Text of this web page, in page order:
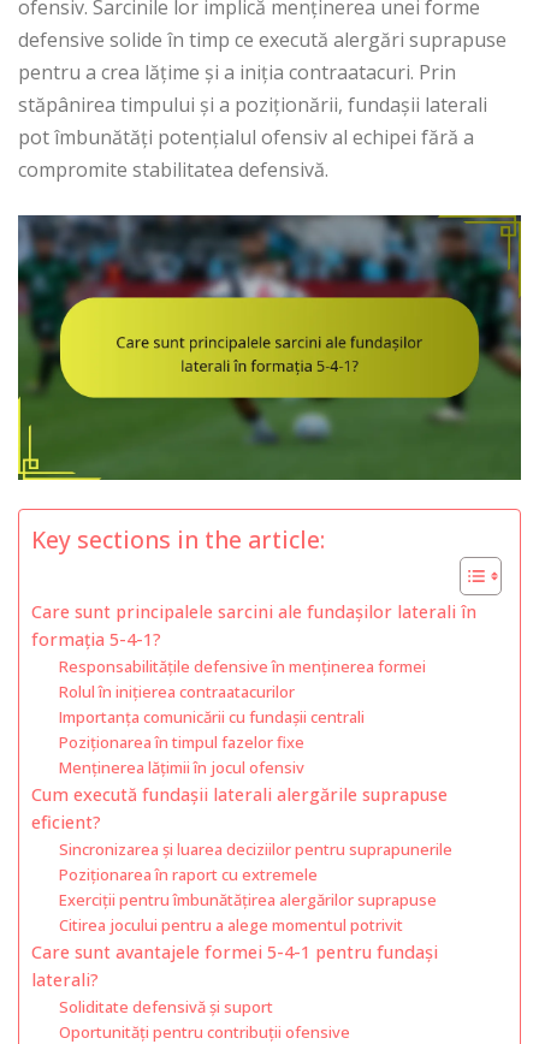
ofensiv. Sarcinile lor implică menținerea unei forme
defensive solide în timp ce execută alergări suprapuse
pentru a crea lățime și a iniția contraatacuri. Prin
stăpânirea timpului și a poziționării, fundașii laterali
pot îmbunătăți potențialul ofensiv al echipei fără a
compromite stabilitatea defensivă.
Key sections in the article:
Care sunt principalele sarcini ale fundașilor laterali în
formația 5-4-1?
Responsabilitățile defensive în menținerea formei
Rolul în inițierea contraatacurilor
Importanța comunicării cu fundașii centrali
Poziționarea în timpul fazelor fixe
Menținerea lățimii în jocul ofensiv
Cum execută fundașii laterali alergările suprapuse
eficient?
Sincronizarea și luarea deciziilor pentru suprapunerile
Poziționarea în raport cu extremele
Exerciții pentru îmbunătățirea alergărilor suprapuse
Citirea jocului pentru a alege momentul potrivit
Care sunt avantajele formei 5-4-1 pentru fundași
laterali?
Soliditate defensivă și suport
Oportunități pentru contribuții ofensive